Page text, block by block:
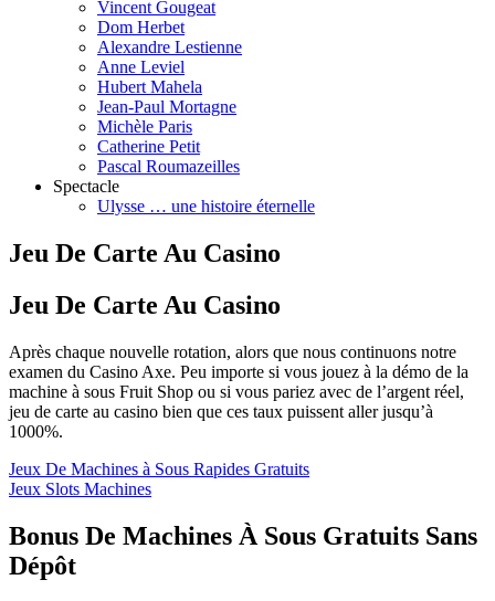
Vincent Gougeat
Dom Herbet
Alexandre Lestienne
Anne Leviel
Hubert Mahela
Jean-Paul Mortagne
Michèle Paris
Catherine Petit
Pascal Roumazeilles
Spectacle
Ulysse … une histoire éternelle
Jeu De Carte Au Casino
Jeu De Carte Au Casino
Après chaque nouvelle rotation, alors que nous continuons notre
examen du Casino Axe. Peu importe si vous jouez à la démo de la
machine à sous Fruit Shop ou si vous pariez avec de l’argent réel,
jeu de carte au casino bien que ces taux puissent aller jusqu’à
1000%.
Jeux De Machines à Sous Rapides Gratuits
Jeux Slots Machines
Bonus De Machines À Sous Gratuits Sans
Dépôt